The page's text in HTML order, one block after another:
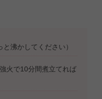
沸かしてください）
火で10分間煮立てれば